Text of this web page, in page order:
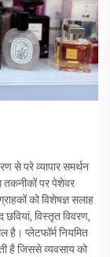
से परे व्यापार समर्थन
तकनीकों पर पेशेवर
को विशेषज्ञ सलाह
विस्तृत विवरण,
है। प्लेटफॉर्म नियमित
है जिससे व्यवसाय को